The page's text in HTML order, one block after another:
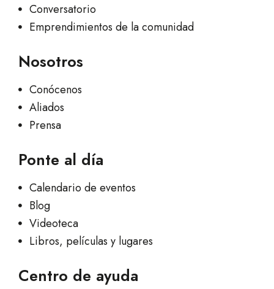
Conversatorio
Emprendimientos de la comunidad
Nosotros
Conócenos
Aliados
Prensa
Ponte al día
Calendario de eventos
Blog
Videoteca
Libros, películas y lugares
Centro de ayuda